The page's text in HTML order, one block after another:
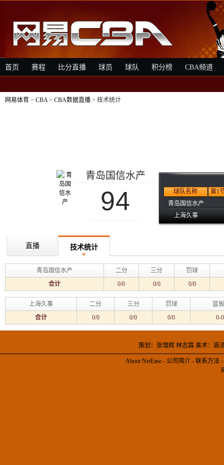
首页 赛程 比分直播 球员 球队 积分榜 CBA频道
网易体育 > CBA> CBA数据直播 > 技术统计
青岛国信水产
94 球队名称
第1
青岛国信水产
上海久事
直播 技术统计
青岛国信水产 二分 三分
罚球
合计
0/0 0/0 0/0
上海久事 二分 三分 罚球
篮
合计
0/0 0/0 0/0 0-
策划：张增辉 林志霖 美术：
About NetEase - 公司简介 - 联系方法 -